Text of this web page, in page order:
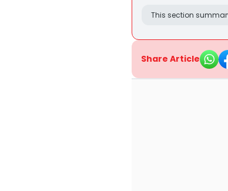
This section
Share Article